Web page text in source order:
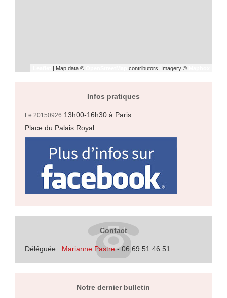
| Map data © contributors, Imagery ©
Infos pratiques
Le 20150926 13h00-16h30à Paris
Place du Palais Royal
Contact
Déléguée : Marianne Pastre- 06 69 51 46 51
Notre dernier bulletin